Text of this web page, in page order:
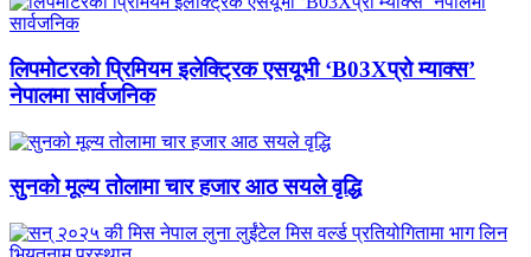
लिपमोटरको प्रिमियम इलेक्ट्रिक एसयूभी ‘B03Xप्रो म्याक्स’
नेपालमा सार्वजनिक
सुनको मूल्य तोलामा चार हजार आठ सयले वृद्धि